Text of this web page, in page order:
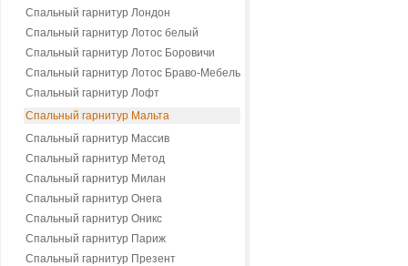
Спальный гарнитур Лондон
Спальный гарнитур Лотос белый
Спальный гарнитур Лотос Боровичи
Спальный гарнитур Лотос Браво-Мебель
Спальный гарнитур Лофт
Спальный гарнитур Мальта
Спальный гарнитур Массив
Спальный гарнитур Метод
Спальный гарнитур Милан
Спальный гарнитур Онега
Спальный гарнитур Оникс
Спальный гарнитур Париж
Спальный гарнитур Презент